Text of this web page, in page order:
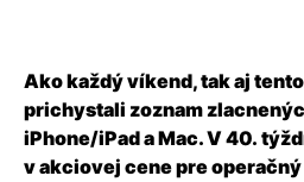
Ako každý víkend, tak aj
prichystali zoznam
iPhone/iPad a Mac. V 40.
v akciovej cene pre